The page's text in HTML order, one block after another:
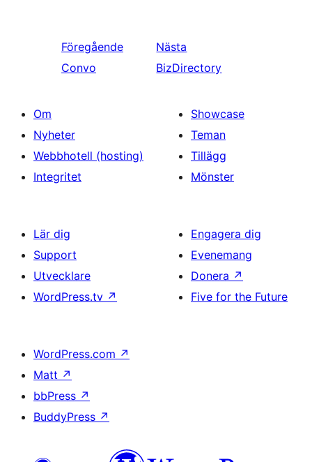
Föregående
Convo
Nästa
BizDirectory
Om
Nyheter
Webbhotell (hosting)
Integritet
Showcase
Teman
Tillägg
Mönster
Lär dig
Support
Utvecklare
WordPress.tv ↗
Engagera dig
Evenemang
Donera ↗
Five for the Future
WordPress.com ↗
Matt ↗
bbPress ↗
BuddyPress ↗